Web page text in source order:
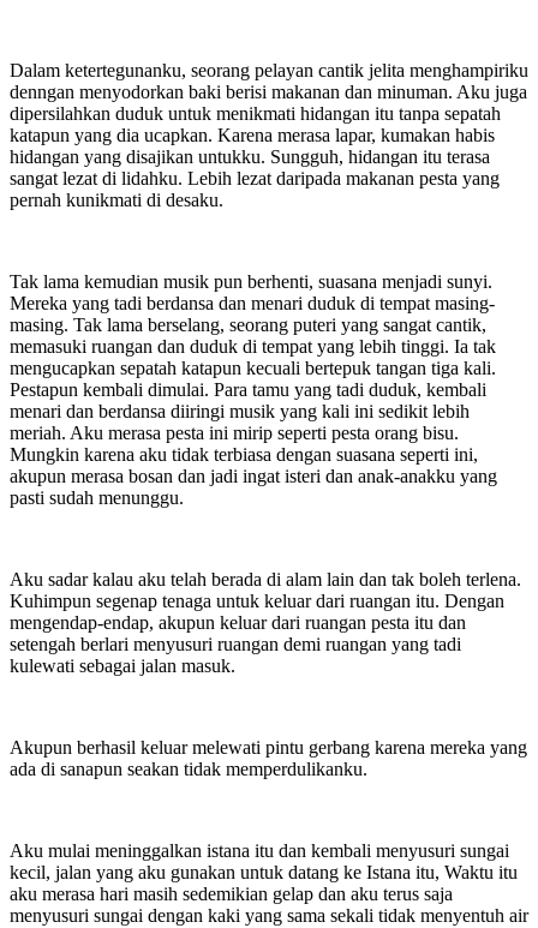
Dalam ketertegunanku, seorang pelayan cantik jelita menghampiriku
denngan menyodorkan baki berisi makanan dan minuman. Aku juga
dipersilahkan duduk untuk menikmati hidangan itu tanpa sepatah
katapun yang dia ucapkan. Karena merasa lapar, kumakan habis
hidangan yang disajikan untukku. Sungguh, hidangan itu terasa
sangat lezat di lidahku. Lebih lezat daripada makanan pesta yang
pernah kunikmati di desaku.
Tak lama kemudian musik pun berhenti, suasana menjadi sunyi.
Mereka yang tadi berdansa dan menari duduk di tempat masing-
masing. Tak lama berselang, seorang puteri yang sangat cantik,
memasuki ruangan dan duduk di tempat yang lebih tinggi. Ia tak
mengucapkan sepatah katapun kecuali bertepuk tangan tiga kali.
Pestapun kembali dimulai. Para tamu yang tadi duduk, kembali
menari dan berdansa diiringi musik yang kali ini sedikit lebih
meriah. Aku merasa pesta ini mirip seperti pesta orang bisu.
Mungkin karena aku tidak terbiasa dengan suasana seperti ini,
akupun merasa bosan dan jadi ingat isteri dan anak-anakku yang
pasti sudah menunggu.
Aku sadar kalau aku telah berada di alam lain dan tak boleh terlena.
Kuhimpun segenap tenaga untuk keluar dari ruangan itu. Dengan
mengendap-endap, akupun keluar dari ruangan pesta itu dan
setengah berlari menyusuri ruangan demi ruangan yang tadi
kulewati sebagai jalan masuk.
Akupun berhasil keluar melewati pintu gerbang karena mereka yang
ada di sanapun seakan tidak memperdulikanku.
Aku mulai meninggalkan istana itu dan kembali menyusuri sungai
kecil, jalan yang aku gunakan untuk datang ke Istana itu, Waktu itu
aku merasa hari masih sedemikian gelap dan aku terus saja
menyusuri sungai dengan kaki yang sama sekali tidak menyentuh air